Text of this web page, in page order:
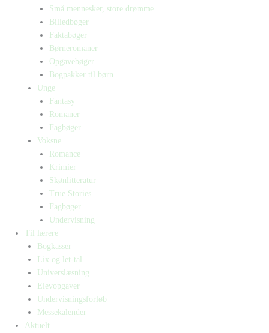
Små mennesker, store drømme
Billedbøger
Faktabøger
Børneromaner
Opgavebøger
Bogpakker til børn
Unge
Fantasy
Romaner
Fagbøger
Voksne
Romance
Krimier
Skønlitteratur
True Stories
Fagbøger
Undervisning
Til lærere
Bogkasser
Lix og let-tal
Universlæsning
Elevopgaver
Undervisningsforløb
Messekalender
Aktuelt